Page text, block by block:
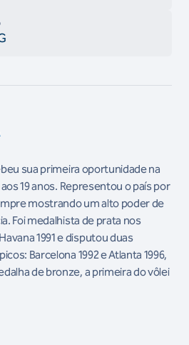
sua primeira oportunidade na
19 anos. Representou o país por
mostrando um alto poder de
Foi medalhista de prata nos
1991 e disputou duas
Barcelona 1992 e Atlanta 1996,
de bronze, a primeira do vôlei